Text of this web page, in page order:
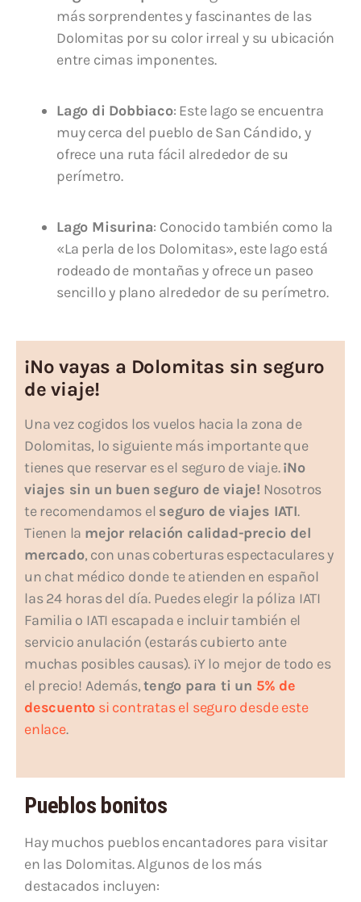
más sorprendentes y fascinantes de las
Dolomitas por su color irreal y su ubicación
entre cimas imponentes.
Lago di Dobbiaco: Este lago se encuentra
muy cerca del pueblo de San Cándido, y
ofrece una ruta fácil alrededor de su
perímetro.
Lago Misurina: Conocido también como la
«La perla de los Dolomitas», este lago está
rodeado de montañas y ofrece un paseo
sencillo y plano alrededor de su perímetro.
¡No vayas a Dolomitas sin seguro
de viaje!
Una vez cogidos los vuelos hacia la zona de
Dolomitas, lo siguiente más importante que
tienes que reservar es el seguro de viaje.¡No
viajes sin un buen seguro de viaje! Nosotros
te recomendamos el seguro de viajes IATI.
Tienen la mejor relación calidad-precio del
mercado, con unas coberturas espectaculares y
un chat médico donde te atienden en español
las 24 horas del día. Puedes elegir la póliza IATI
Familia o IATI escapada e incluir también el
servicio anulación (estarás cubierto ante
muchas posibles causas). ¡Y lo mejor de todo es
el precio! Además,tengo para ti un 5% de
descuento si contratas el seguro desde este
enlace.
Pueblos bonitos
Hay muchos pueblos encantadores para visitar
en las Dolomitas. Algunos de los más
destacados incluyen: